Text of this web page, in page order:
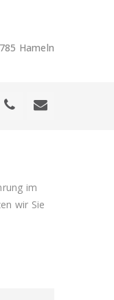
Hameln
im
wir Sie